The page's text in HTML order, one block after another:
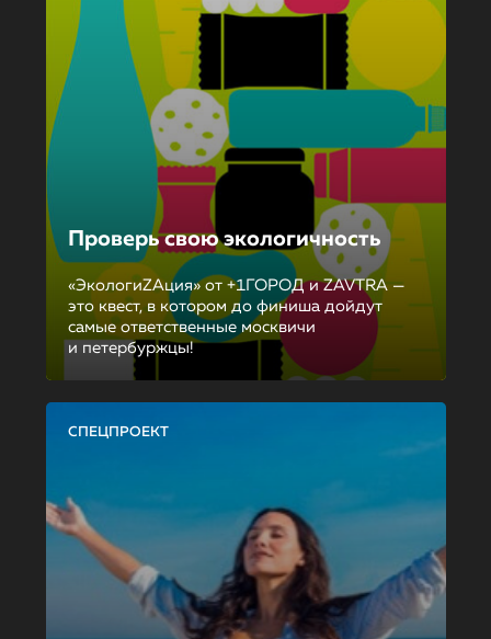
Проверь свою экологичность
«ЭкологиZAция» от +1ГОРОД и ZAVTRA —
это квест, в котором до финиша дойдут
самые ответственные москвичи
и петербуржцы!
СПЕЦПРОЕКТ